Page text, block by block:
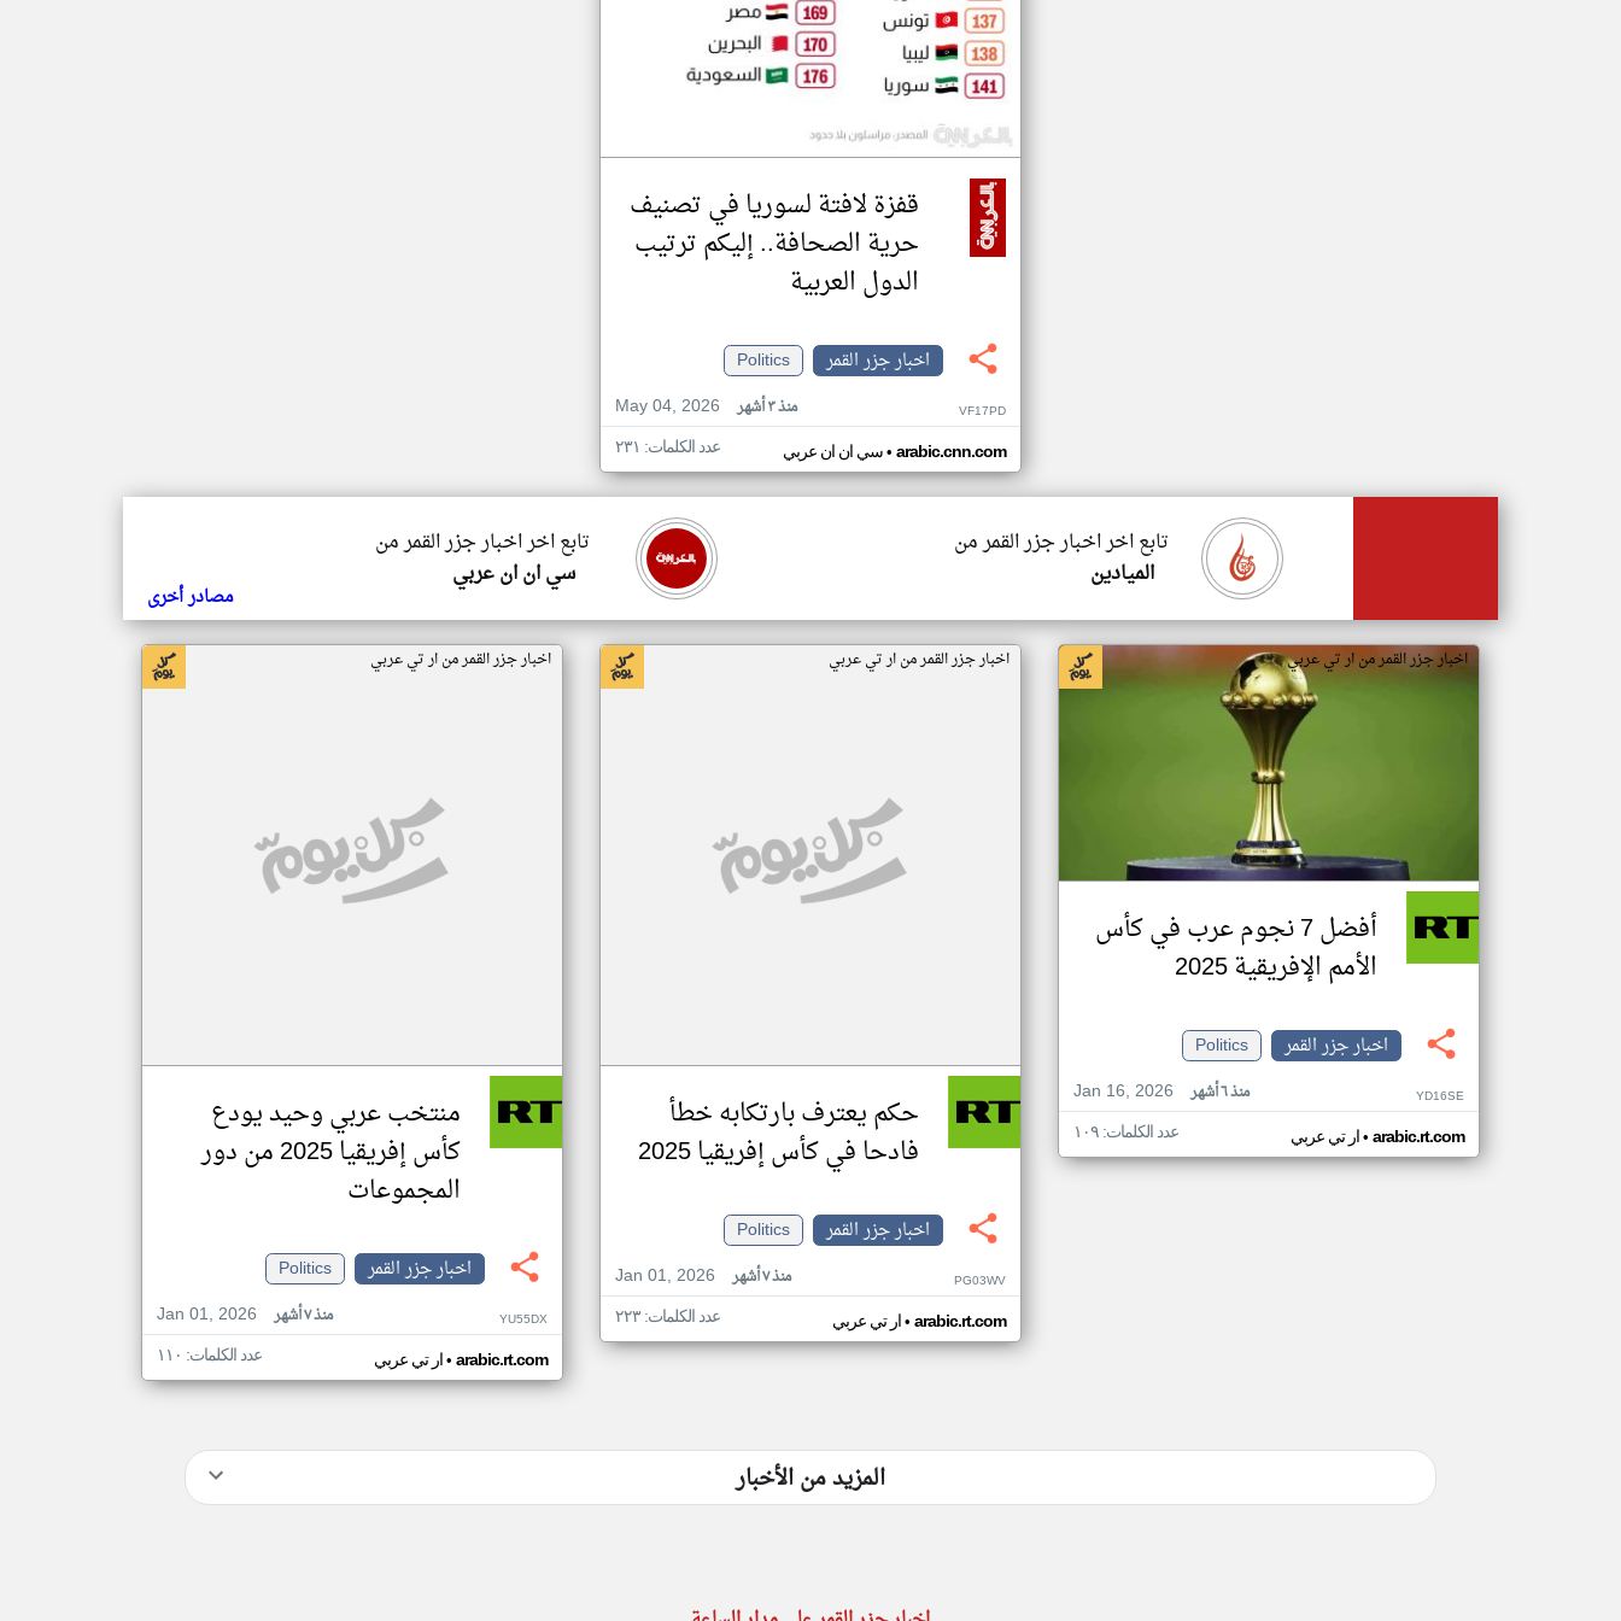
قفزة لافتة لسوريا في تصنيف
حرية الصحافة.. إليكم ترتيب
الدول العربية
اخبار جزر القمر
Politics
May 04, 2026
منذ ٣ أشهر VF17PD
سي ان ان عربي• arabic.cnn.com عدد الكلمات: ٢٣١
تابع اخر اخبار جزر القمر من
سي ان ان عربي
تابع اخر اخبار جزر القمر من
الميادين
مصادر أخرى
اخبار جزر القمر من ار تي عربي
أفضل 7 نجوم عرب في كأس
الأمم الإفريقية 2025
اخبار جزر القمر
Politics
Jan 16, 2026
منذ ٦ أشهر YD16SE
ار تي عربي• arabic.rt.com عدد الكلمات: ١٠٩
اخبار جزر القمر من ار تي عربي
حكم يعترف بارتكابه خطأ
فادحا في كأس إفريقيا 2025
اخبار جزر القمر
Politics
Jan 01, 2026
منذ ٧ أشهر PG03WV
ار تي عربي• arabic.rt.com عدد الكلمات: ٢٢٣
اخبار جزر القمر من ار تي عربي
منتخب عربي وحيد يودع
كأس إفريقيا 2025 من دور
المجموعات
اخبار جزر القمر
Politics
Jan 01, 2026
منذ ٧ أشهر YU55DX
ار تي عربي• arabic.rt.com عدد الكلمات: ١١٠
المزيد من الأخبار